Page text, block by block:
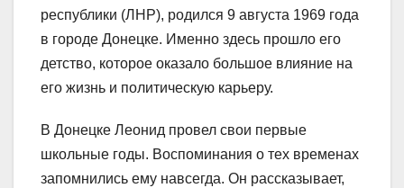
республики (ЛНР), родился 9 августа 1969 года
в городе Донецке. Именно здесь прошло его
детство, которое оказало большое влияние на
его жизнь и политическую карьеру.
В Донецке Леонид провел свои первые
школьные годы. Воспоминания о тех временах
запомнились ему навсегда. Он рассказывает,